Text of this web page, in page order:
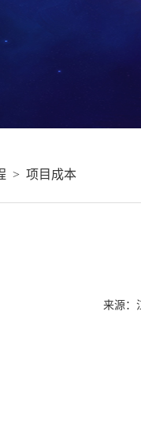
> 项目成本
来源：